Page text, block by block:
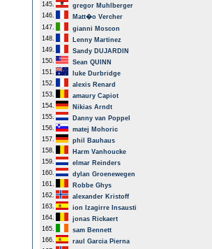
145.
gregor Muhlberger
146.
Matt�o Vercher
147.
gianni Moscon
148.
Lenny Martinez
149.
Sandy DUJARDIN
150.
Sean QUINN
151.
luke Durbridge
152.
alexis Renard
153.
amaury Capiot
154.
Nikias Arndt
155.
Danny van Poppel
156.
matej Mohoric
157.
phil Bauhaus
158.
Harm Vanhoucke
159.
elmar Reinders
160.
dylan Groenewegen
161.
Robbe Ghys
162.
alexander Kristoff
163.
ion Izagirre Insausti
164.
jonas Rickaert
165.
sam Bennett
166.
raul Garcia Pierna